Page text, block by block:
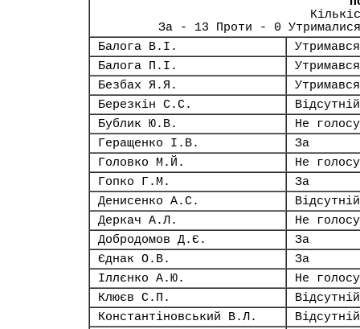
За - 13 Проти - 0
Балога В.І.
Утримався
Балога П.І.
Утримався
Безбах Я.Я.
Утримався
Березкін С.С.
Відсутній
Бублик Ю.В.
Не
Геращенко І.В.
За
Головко М.Й.
Не
Гопко Г.М.
За
Денисенко А.С.
Відсутній
Деркач А.Л.
Не
Добродомов Д.Є.
За
Єднак О.В.
За
Іллєнко А.Ю.
Не
Клюєв С.П.
Відсутній
Константіновський В.Л.
Відсутній